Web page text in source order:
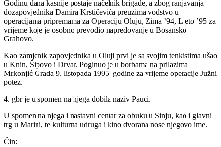
Godinu dana kasnije postaje načelnik brigade, a zbog ranjavanja
dozapovjednika Damira Krstičevića preuzima vodstvo u
operacijama pripremama za Operaciju Oluju, Zima ’94, Ljeto ’95 za
vrijeme koje je osobno prevodio napredovanje u Bosansko
Grahovo.
Kao zamjenik zapovjednika u Oluji prvi je sa svojim tenkistima ušao
u Knin, Šipovo i Drvar. Poginuo je u borbama na prilazima
Mrkonjić Grada 9. listopada 1995. godine za vrijeme operacije Južni
potez.
4. gbr je u spomen na njega dobila naziv Pauci.
U spomen na njega i nastavni centar za obuku u Sinju, kao i glavni
trg u Marini, te kulturna udruga i kino dvorana nose njegovo ime.
Čin: